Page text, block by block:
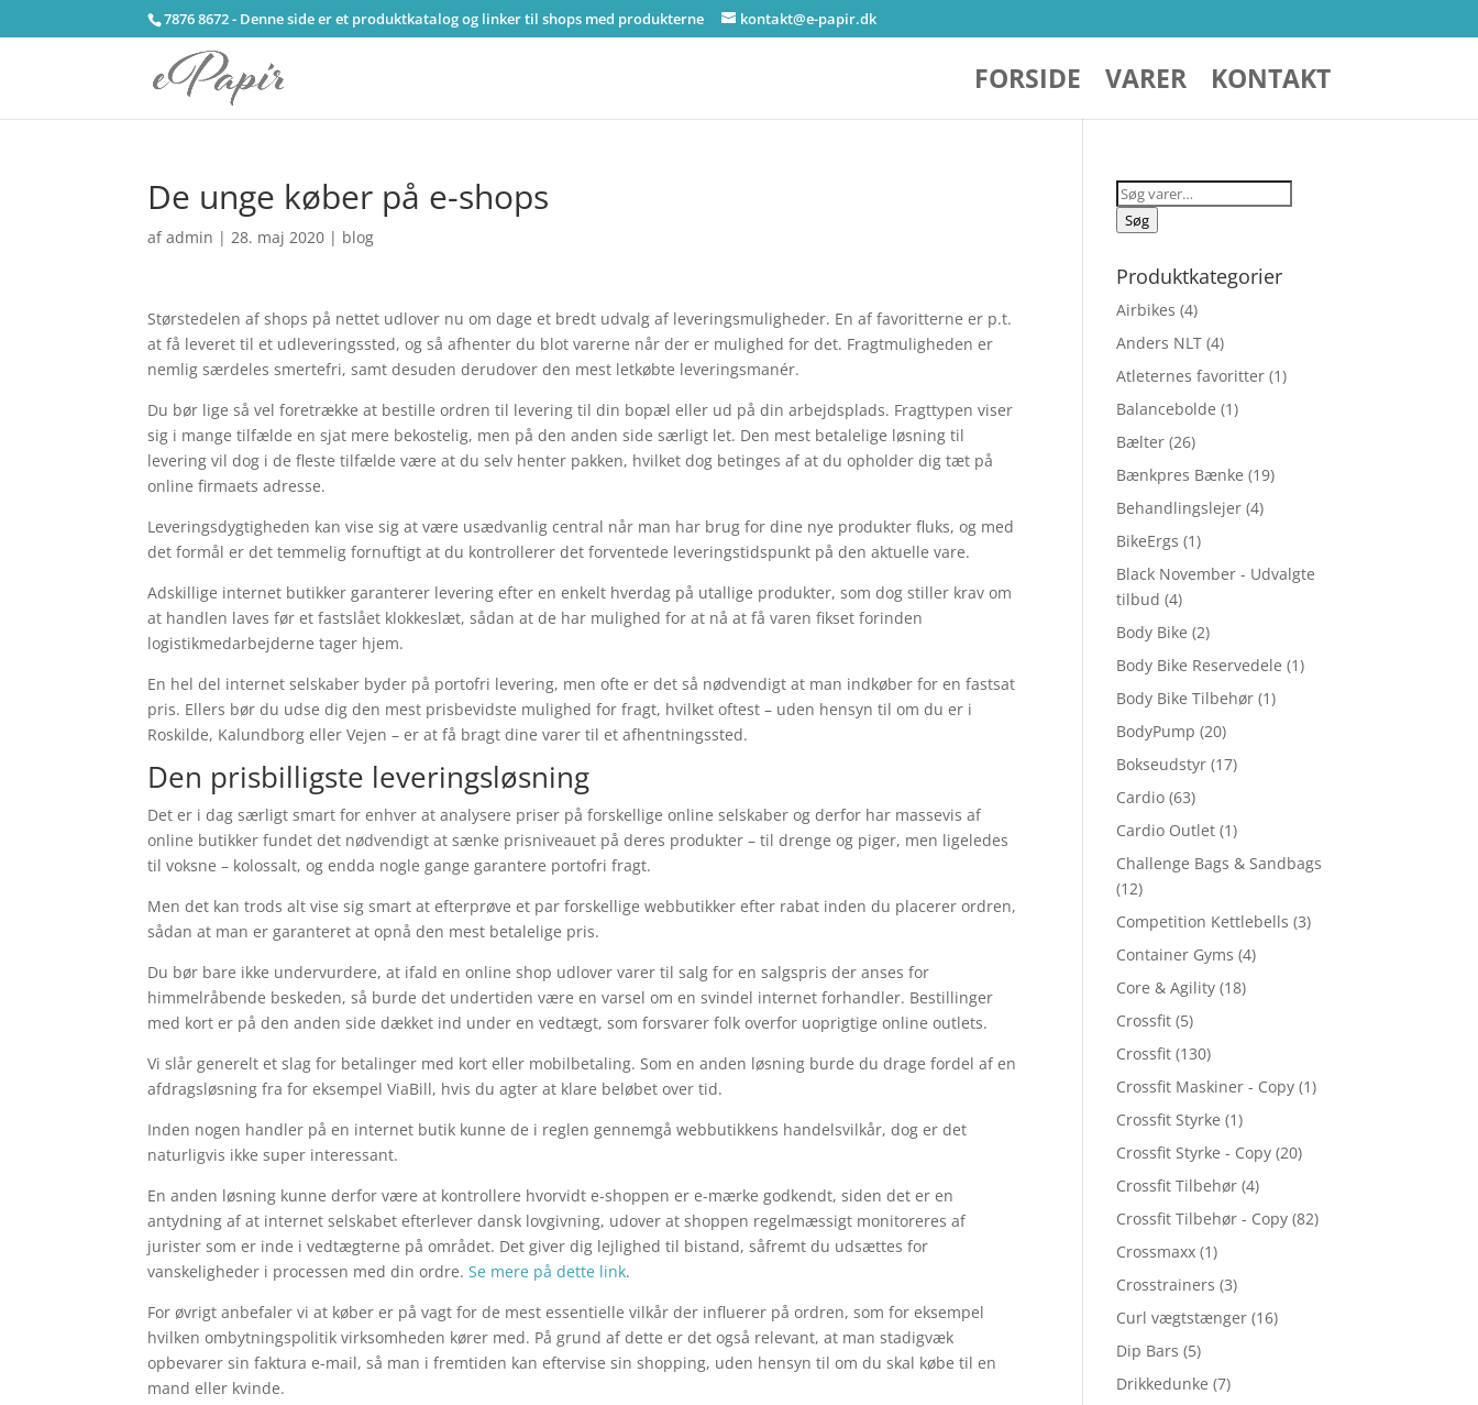
7876 8672 - Denne side er et produktkatalog og linker til shops med produkterne kontakt@e-papir.dk
FORSIDE VARER KONTAKT
De unge køber på e-shops
afadmin |28. maj 2020 | blog
Størstedelen af shops på nettet udlover nu om dage et bredt udvalg af leveringsmuligheder. En af favoritterne er p.t.
at få leveret til et udleveringssted, og så afhenter du blot varerne når der er mulighed for det. Fragtmuligheden er
nemlig særdeles smertefri, samt desuden derudover den mest letkøbte leveringsmanér.
Du bør lige så vel foretrække at bestille ordren til levering til din bopæl eller ud på din arbejdsplads. Fragttypen viser
sig i mange tilfælde en sjat mere bekostelig, men på den anden side særligt let. Den mest betalelige løsning til
levering vil dog i de fleste tilfælde være at du selv henter pakken, hvilket dog betinges af at du opholder dig tæt på
online firmaets adresse.
Leveringsdygtigheden kan vise sig at være usædvanlig central når man har brug for dine nye produkter fluks, og med
det formål er det temmelig fornuftigt at du kontrollerer det forventede leveringstidspunkt på den aktuelle vare.
Adskillige internet butikker garanterer levering efter en enkelt hverdag på utallige produkter, som dog stiller krav om
at handlen laves før et fastslået klokkeslæt, sådan at de har mulighed for at nå at få varen fikset forinden
logistikmedarbejderne tager hjem.
En hel del internet selskaber byder på portofri levering, men ofte er det så nødvendigt at man indkøber for en fastsat
pris. Ellers bør du udse dig den mest prisbevidste mulighed for fragt, hvilket oftest – uden hensyn til om du er i
Roskilde, Kalundborg eller Vejen – er at få bragt dine varer til et afhentningssted.
Den prisbilligste leveringsløsning
Det er i dag særligt smart for enhver at analysere priser på forskellige online selskaber og derfor har massevis af
online butikker fundet det nødvendigt at sænke prisniveauet på deres produkter – til drenge og piger, men ligeledes
til voksne – kolossalt, og endda nogle gange garantere portofri fragt.
Men det kan trods alt vise sig smart at efterprøve et par forskellige webbutikker efter rabat inden du placerer ordren,
sådan at man er garanteret at opnå den mest betalelige pris.
Du bør bare ikke undervurdere, at ifald en online shop udlover varer til salg for en salgspris der anses for
himmelråbende beskeden, så burde det undertiden være en varsel om en svindel internet forhandler. Bestillinger
med kort er på den anden side dækket ind under en vedtægt, som forsvarer folk overfor uoprigtige online outlets.
Vi slår generelt et slag for betalinger med kort eller mobilbetaling. Som en anden løsning burde du drage fordel af en
afdragsløsning fra for eksempel ViaBill, hvis du agter at klare beløbet over tid.
Inden nogen handler på en internet butik kunne de i reglen gennemgå webbutikkens handelsvilkår, dog er det
naturligvis ikke super interessant.
En anden løsning kunne derfor være at kontrollere hvorvidt e-shoppen er e-mærke godkendt, siden det er en
antydning af at internet selskabet efterlever dansk lovgivning, udover at shoppen regelmæssigt monitoreres af
jurister som er inde i vedtægterne på området. Det giver dig lejlighed til bistand, såfremt du udsættes for
vanskeligheder i processen med din ordre.Se mere på dette link.
For øvrigt anbefaler vi at køber er på vagt for de mest essentielle vilkår der influerer på ordren, som for eksempel
hvilken ombytningspolitik virksomheden kører med. På grund af dette er det også relevant, at man stadigvæk
opbevarer sin faktura e-mail, så man i fremtiden kan eftervise sin shopping, uden hensyn til om du skal købe til en
mand eller kvinde.
Søg
efter:
Søg
Produktkategorier
Airbikes (4)
Anders NLT (4)
Atleternes favoritter (1)
Balancebolde (1)
Bælter (26)
Bænkpres Bænke (19)
Behandlingslejer (4)
BikeErgs (1)
Black November - Udvalgte
tilbud (4)
Body Bike (2)
Body Bike Reservedele (1)
Body Bike Tilbehør (1)
BodyPump (20)
Bokseudstyr (17)
Cardio (63)
Cardio Outlet (1)
Challenge Bags & Sandbags
(12)
Competition Kettlebells (3)
Container Gyms (4)
Core & Agility (18)
Crossfit (5)
Crossfit (130)
Crossfit Maskiner - Copy (1)
Crossfit Styrke (1)
Crossfit Styrke - Copy (20)
Crossfit Tilbehør (4)
Crossfit Tilbehør - Copy (82)
Crossmaxx (1)
Crosstrainers (3)
Curl vægtstænger (16)
Dip Bars (5)
Drikkedunke (7)